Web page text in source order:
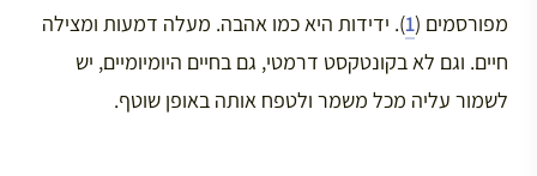
מפורסמים (1). ידידות היא כמו אהבה. מעלה דמעות ומצילה
חיים. וגם לא בקונטקסט דרמטי, גם בחיים היומיומיים, יש
לשמור עליה מכל משמר ולטפח אותה באופן שוטף.